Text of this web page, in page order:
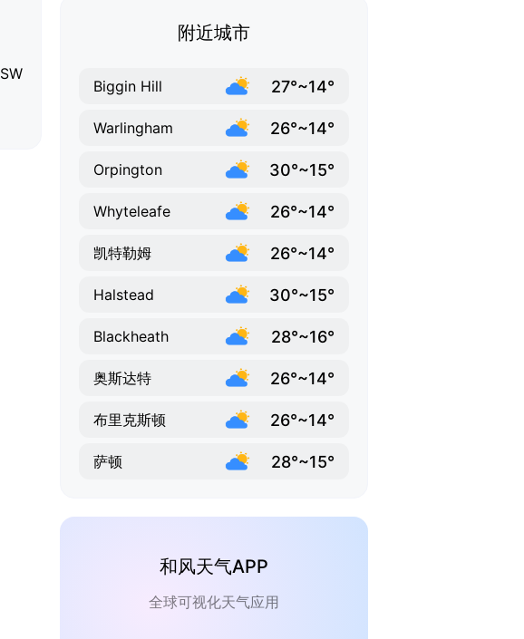
附近城市
Biggin Hill 27°~14°
Warlingham 26°~14°
Orpington 30°~15°
Whyteleafe 26°~14°
凯特勒姆 26°~14°
Halstead 30°~15°
Blackheath 28°~16°
奥斯达特 26°~14°
布里克斯顿 26°~14°
萨顿 28°~15°
和风天气APP
全球可视化天气应用